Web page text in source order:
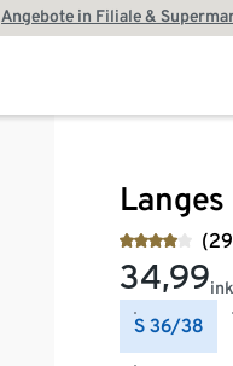
Angebote in Filiale &
34,99
S 36/38